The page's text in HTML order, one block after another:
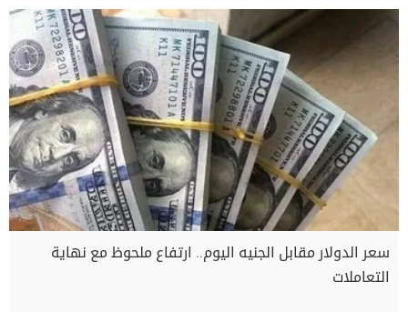
سعر الدولار مقابل الجنيه اليوم.. ارتفاع ملحوظ مع نهاية
التعاملات